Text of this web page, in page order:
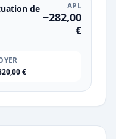
de
APL
~282,00
€
€